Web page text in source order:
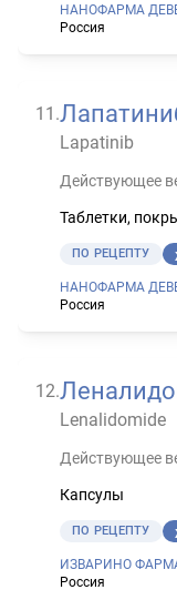
НАНОФАРМА
Россия
11 .
Lapatinib
Действующее
Таблетки,
ПО РЕЦЕПТУ
НАНОФАРМА
Россия
12.
Lenalidomide
Действующее
Капсулы
ПО РЕЦЕПТУ
ИЗВАРИНО
Россия